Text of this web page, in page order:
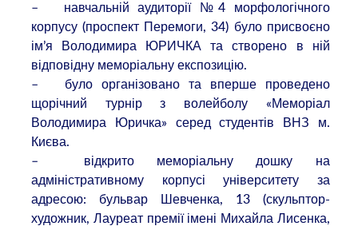
– навчальній аудиторії №4 морфологічного
корпусу (проспект Перемоги, 34) було присвоєно
ім’я Володимира ЮРИЧКА та створено в ній
відповідну меморіальну експозицію.
– було організовано та вперше проведено
щорічний турнір з волейболу «Меморіал
Володимира Юричка» серед студентів ВНЗ м.
Києва.
– відкрито меморіальну дошку на
адміністративному корпусі університету за
адресою: бульвар Шевченка, 13 (скульптор-
художник, Лауреат премії імені Михайла Лисенка,